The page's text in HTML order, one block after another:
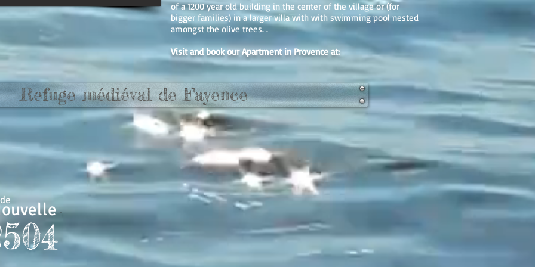
of a 1200 year old building in the center of the village or (for
bigger families) in a larger villa with with swimming pool nested
amongst the olive trees. .
Visit and book our Apartment in Provence at:
Refuge médiéval de Fayence
-